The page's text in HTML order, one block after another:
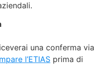
una conferma via
l’ETIAS prima di